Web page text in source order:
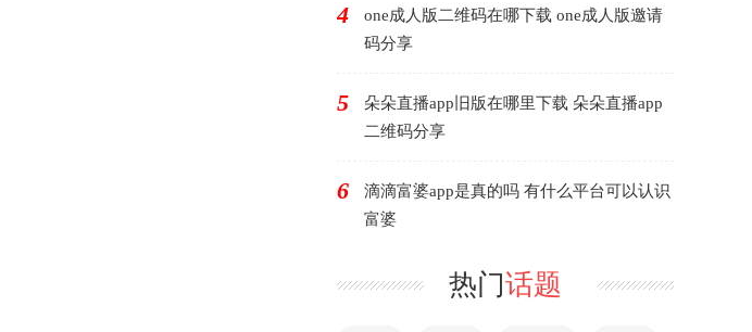
4
one成人版二维码在哪下载 one成人版邀请
码分享
5
朵朵直播app旧版在哪里下载 朵朵直播app
二维码分享
6
滴滴富婆app是真的吗 有什么平台可以认识
富婆
热门话题